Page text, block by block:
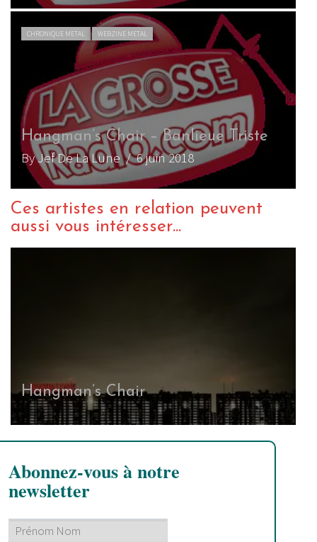
CHRONIQUE METAL WEBZINE METAL
Hangman’s Chair – Banlieue Triste
By Jef De La Lune/ 6 juin 2018
Ces artistes en relation peuvent
aussi vous intéresser...
Hangman’s Chair
Abonnez-vous à notre
newsletter